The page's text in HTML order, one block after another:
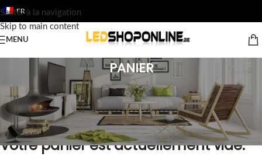
Sauter à la navigation
Skip to main content
FR
MENU
PANIER
Votre panier est actuellement vide.